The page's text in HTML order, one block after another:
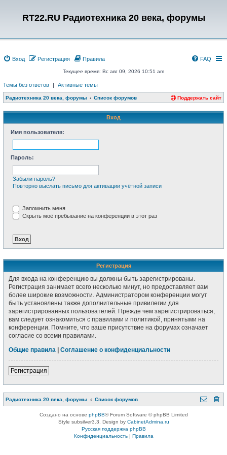
RT22.RU Радиотехника 20 века, форумы
Вход Регистрация FAQ
Правила
Текущее время: Вс авг 09, 2026 10:51 am
Темы без ответов | Активные темы
Радиотехника 20 века, форумы Список форумов Поддержать сайт
Вход
Имя пользователя:
Пароль:
Забыли пароль?
Повторно выслать письмо для активации учётной записи
Запомнить меня
Скрыть моё пребывание на конференции в этот раз
Регистрация
Для входа на конференцию вы должны быть зарегистрированы.
Регистрация занимает всего несколько минут, но предоставляет вам
более широкие возможности. Администратором конференции могут
быть установлены также дополнительные привилегии для
зарегистрированных пользователей. Прежде чем зарегистрироваться,
вам следует ознакомиться с правилами и политикой, принятыми на
конференции. Помните, что ваше присутствие на форумах означает
согласие со всеми правилами.
Общие правила
Соглашение о конфиденциальности
Регистрация
Радиотехника 20 века, форумы Список форумов
Создано на основе phpBB® Forum Software © phpBB Limited
Style subsilver3.3. Design by CabinetAdmina.ru
Русская поддержка phpBB
Конфиденциальность| Правила